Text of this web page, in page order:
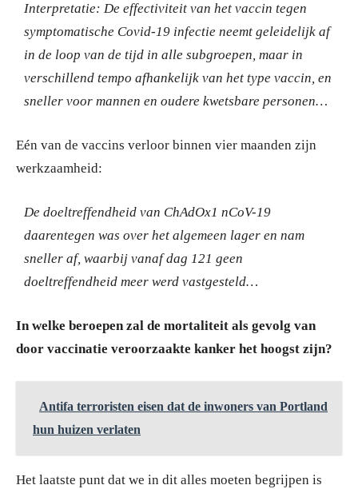
Interpretatie: De effectiviteit van het vaccin tegen
symptomatische Covid-19 infectie neemt geleidelijk af
in de loop van de tijd in alle subgroepen, maar in
verschillend tempo afhankelijk van het type vaccin, en
sneller voor mannen en oudere kwetsbare personen…
Eén van de vaccins verloor binnen vier maanden zijn
werkzaamheid:
De doeltreffendheid van ChAdOx1 nCoV-19
daarentegen was over het algemeen lager en nam
sneller af, waarbij vanaf dag 121 geen
doeltreffendheid meer werd vastgesteld…
In welke beroepen zal de mortaliteit als gevolg van
door vaccinatie veroorzaakte kanker het hoogst zijn?
Antifa terroristen eisen dat de inwoners van Portland
hun huizen verlaten
Het laatste punt dat we in dit alles moeten begrijpen is